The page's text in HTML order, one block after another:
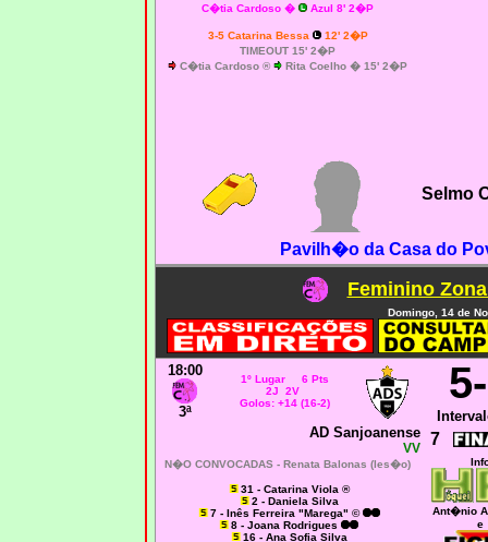
C�tia Cardoso �
Azul 8' 2�P
3-5 Catarina Bessa
12' 2�P
TIMEOUT 15' 2�P
C�tia Cardoso ®
Rita Coelho � 15' 2�P
Selmo
Pavilh�o da Casa do
Feminino
Domingo, 14 de
18:00
3ª
1º Lugar 6 Pts
2J 2V
Golos: +14 (16-2)
AD Sanjoanense
VV 7
N�O CONVOCADAS - Renata Balonas (les�o)
31 - Catarina Viola ®
2 - Daniela Silva
7 - Inês Ferreira "Marega" ©
8 - Joana Rodrigues
16 - Ana Sofia Silva
Ant�nio
e